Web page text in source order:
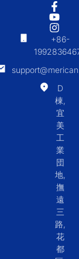
+86-
D
棟,
宜
美
工
業
団
地,
撫
遠
三
路,
花
都